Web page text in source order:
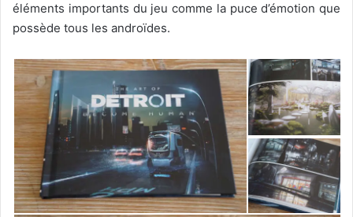
éléments importants du jeu comme la puce d’émotion que
possède tous les androïdes.